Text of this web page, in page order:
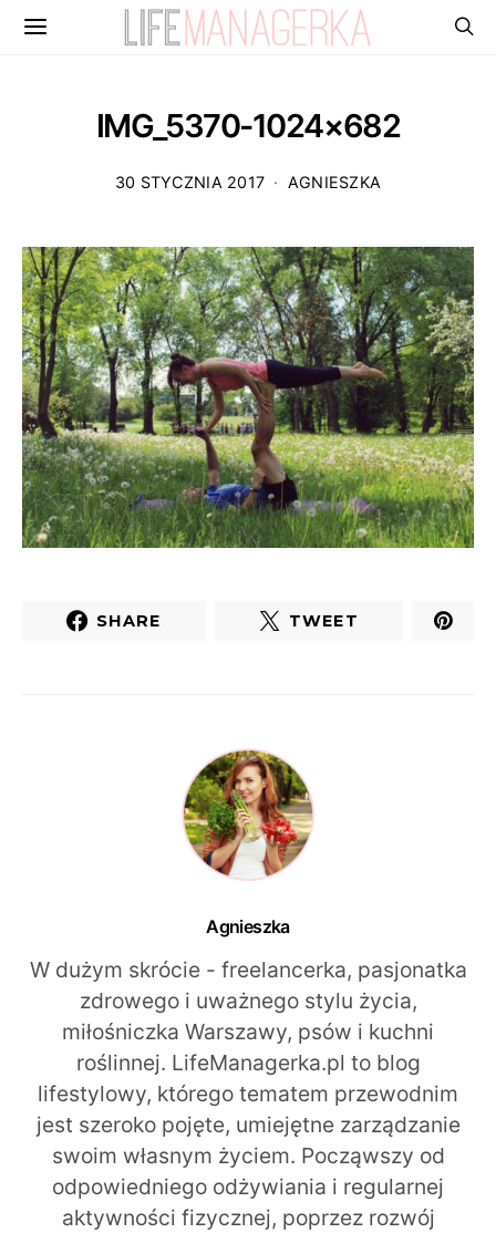
IMG_5370-1024×682
30 STYCZNIA 2017 AGNIESZKA
SHARE TWEET
Agnieszka
W dużym skrócie - freelancerka, pasjonatka
zdrowego i uważnego stylu życia,
miłośniczka Warszawy, psów i kuchni
roślinnej. LifeManagerka.pl to blog
lifestylowy, którego tematem przewodnim
jest szeroko pojęte, umiejętne zarządzanie
swoim własnym życiem. Począwszy od
odpowiedniego odżywiania i regularnej
aktywności fizycznej, poprzez rozwój